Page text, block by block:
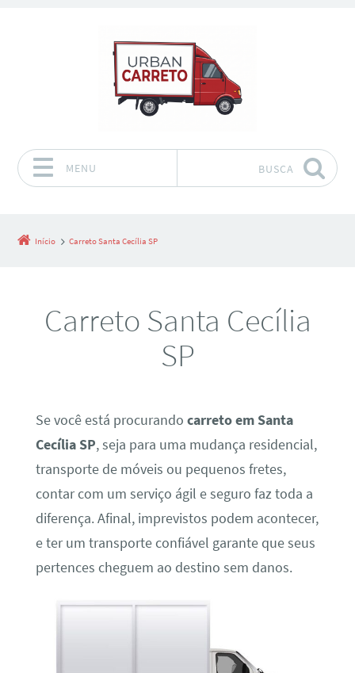
MENU BUSCA
Início Carreto Santa Cecília SP
Carreto Santa Cecília
SP
Se você está procurando carreto em Santa
Cecília SP, seja para uma mudança residencial,
transporte de móveis ou pequenos fretes,
contar com um serviço ágil e seguro faz toda a
diferença. Afinal, imprevistos podem acontecer,
e ter um transporte confiável garante que seus
pertences cheguem ao destino sem danos.